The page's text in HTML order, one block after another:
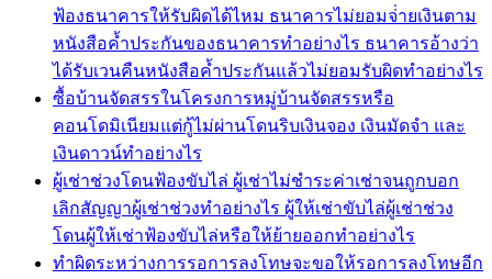
ฟ้องธนาคารให้รับผิดได้ไหม ธนาคารไม่ยอมจ่่ายเงินตาม
หนังสือค้ำประกันของธนาคารทำอย่างไร ธนาคารอ้างว่า
ได้รับเวนคืนหนังสือค้ำประกันแล้วไม่ยอมรับผิดทำอย่างไร
ซื้อบ้านจัดสรรในโครงการหมู่บ้านจัดสรรหรือ
คอนโดมิเนียมแต่กู้ไม่ผ่านโดนริบเงินจอง เงินมัดจำ และ
เงินดาวน์ทำอย่างไร
ผู้เช่าช่วงโดนฟ้องขับไล่ ผู้เช่าไม่ชำระค่าเช่าจนถูกบอก
เลิกสัญญาผู้เช่าช่วงทำอย่างไร ผู้ให้เช่าขับไล่ผู้เช่าช่วง
โดนผู้ให้เช่าฟ้องขับไล่หรือให้ย้ายออกทำอย่างไร
ทำผิดระหว่างการรอการลงโทษจะขอให้รอการลงโทษอีก